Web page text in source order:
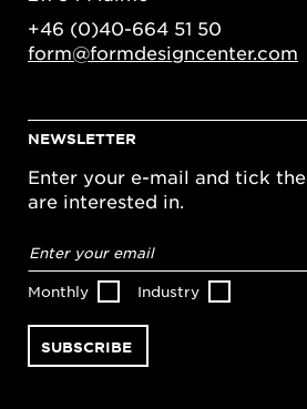
+46 (0)40-664 51 50
form@formdesigncenter.com
NEWSLETTER
Enter your e-mail and tick
are interested in.
address*
Monthly Industry